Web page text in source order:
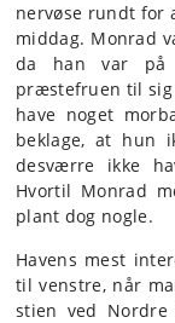
nervøse rundt for
middag. Monrad
da han var på
præstefruen til sig
have noget
beklage, at hun
desværre ikke
Hvortil Monrad
plant dog nogle.
Havens mest
til venstre, når
stien ved